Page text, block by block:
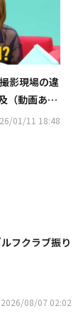
影現場の違
（動画あ
01/11 18:48
フクラブ振り
2026/08/07 02:02